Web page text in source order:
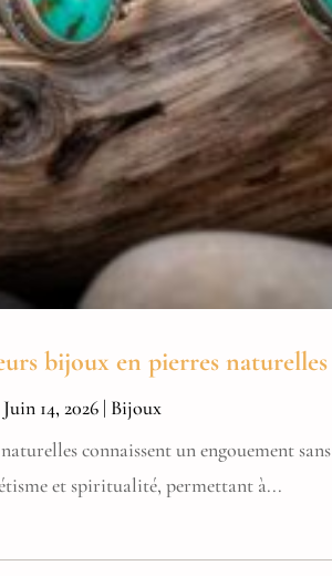
bijoux en pierres
Juin 14, 2026 | Bijoux
connaissent un engouement
et spiritualité, permettant à...